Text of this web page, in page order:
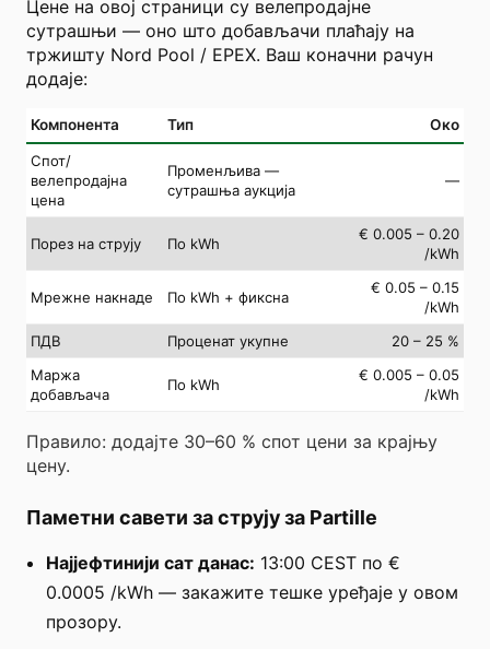
Цене на овој страници су велепродајне
сутрашњи — оно што добављачи плаћају на
тржишту Nord Pool / EPEX. Ваш коначни рачун
додаје:
Компонента Тип Око
Спот/
велепродајна
цена
Променљива —
сутрашња аукција
—
Порез на струју По kWh
€ 0.005 – 0.20
/kWh
Мрежне накнаде По kWh + фиксна
€ 0.05 – 0.15
/kWh
ПДВ
Проценат укупне
20 – 25 %
Маржа
добављача
По kWh
€ 0.005 – 0.05
/kWh
Правило: додајте 30–60 % спот цени за крајњу
цену.
Паметни савети за струју за Partille
Најјефтинији сат данас: 13:00 CEST по €
0.0005 /kWh — закажите тешке уређаје у овом
прозору.